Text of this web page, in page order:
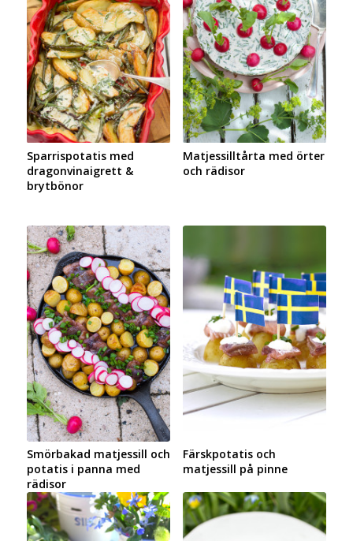
Sparrispotatis med
dragonvinaigrett &
brytbönor
Matjessilltårta med örter
och rädisor
Smörbakad matjessill och
potatis i panna med
rädisor
Färskpotatis och
matjessill på pinne